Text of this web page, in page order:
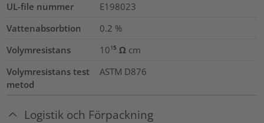
UL-file nummer
E198023
Vattenabsorbtion
0.2 %
Volymresistans
10¹⁵ Ω cm
Volymresistans test
metod
ASTM D876
Logistik och Förpackning